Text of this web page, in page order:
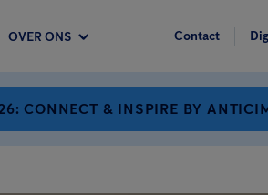
OVER ONS Contact
CONNECT & INSPIRE BY